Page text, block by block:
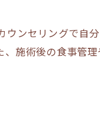
ンセリングで自
施術後の食事管理